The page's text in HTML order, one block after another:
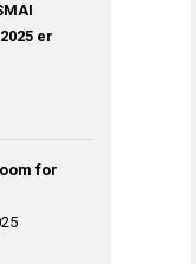
er
for